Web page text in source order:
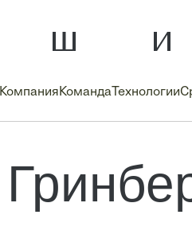
КомпанияКоманда Технологии